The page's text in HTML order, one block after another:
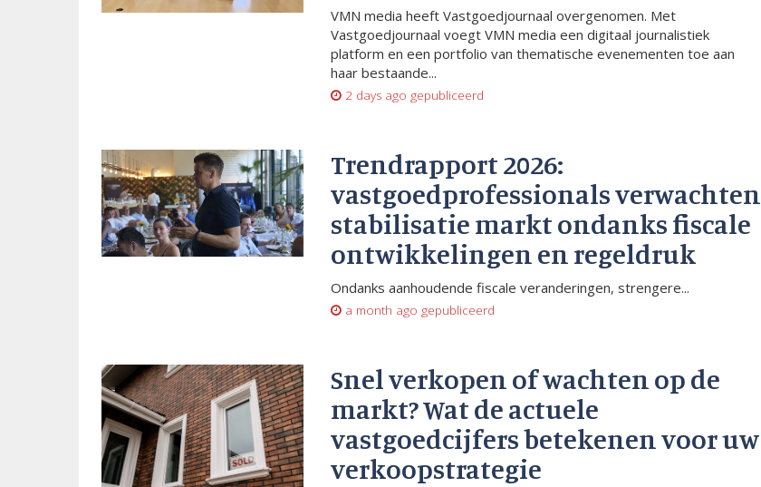
VMN media heeft Vastgoedjournaal overgenomen. Met
Vastgoedjournaal voegt VMN media een digitaal journalistiek
platform en een portfolio van thematische evenementen toe aan
haar bestaande...
2 days ago gepubliceerd
Trendrapport 2026:
vastgoedprofessionals verwachten
stabilisatie markt ondanks fiscale
ontwikkelingen en regeldruk
Ondanks aanhoudende fiscale veranderingen, strengere...
a month ago gepubliceerd
Snel verkopen of wachten op de
markt? Wat de actuele
vastgoedcijfers betekenen voor uw
verkoopstrategie